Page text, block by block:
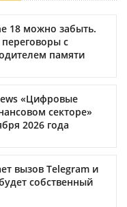
18 можно забыть.
с
памяти
«Цифровые
секторе»
2026 года
вызов Telegram и
собственный